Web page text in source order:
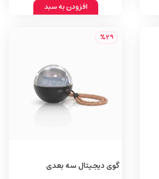
افزودن به سبد
%29
گوی دیجیتال سه بعدی